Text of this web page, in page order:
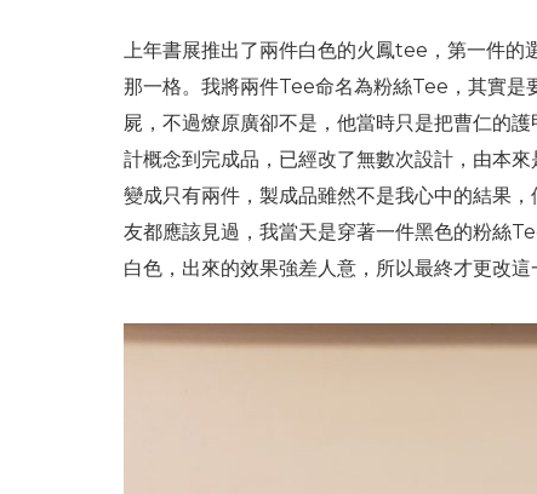
上年書展推出了兩件白色的火鳳tee，第一件的
那一格。我將兩件Tee命名為粉絲Tee，其實是
屍，不過燎原廣卻不是，他當時只是把曹仁的
計概念到完成品，已經改了無數次設計，由本
變成只有兩件，製成品雖然不是我心中的結果
友都應該見過，我當天是穿著一件黑色的粉絲
白色，出來的效果強差人意，所以最終才更改這